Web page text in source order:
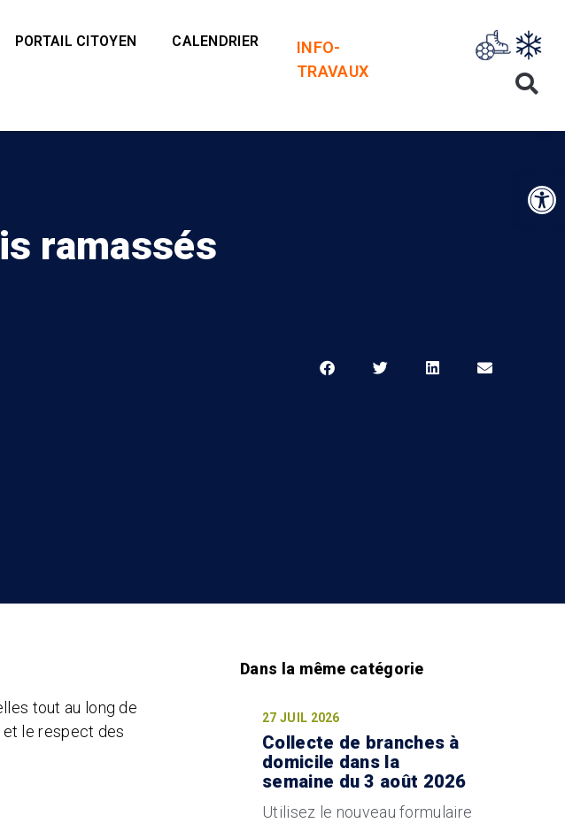
PORTAIL CITOYEN CALENDRIER
INFO-
TRAVAUX
ramassés
tout au long de
et le respect des
27 JUIL 2026
Collecte de branches à
domicile dans la
semaine du 3 août 2026
Utilisez le nouveau formulaire